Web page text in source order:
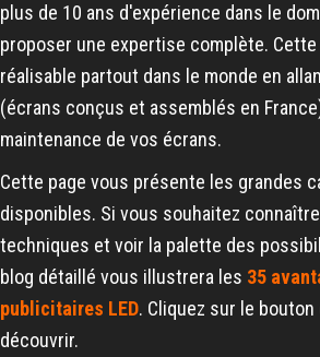
plus de 10 ans d'expérience dans le
proposer une expertise complète.
réalisable partout dans le monde en
(écrans conçus et assemblés en
maintenance de vos écrans.
Cette page vous présente les grandes
disponibles. Si vous souhaitez
techniques et voir la palette des
blog détaillé vous illustrera les 35
publicitaires LED. Cliquez sur le
découvrir.